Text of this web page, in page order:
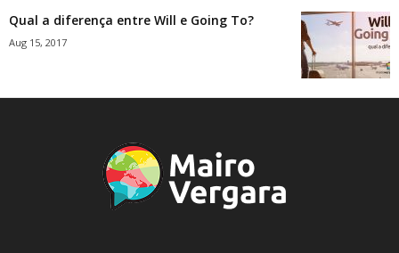
Qual a diferença entre Will e Going To?
Aug 15, 2017